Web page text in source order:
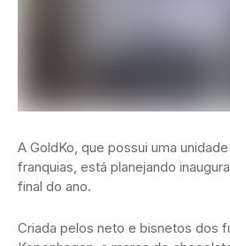
A GoldKo, que possui uma
franquias, está planejando
final do ano.
Criada pelos neto e bisnetos dos